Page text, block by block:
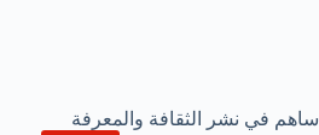
ساهم في نشر الثقافة والمعرفة